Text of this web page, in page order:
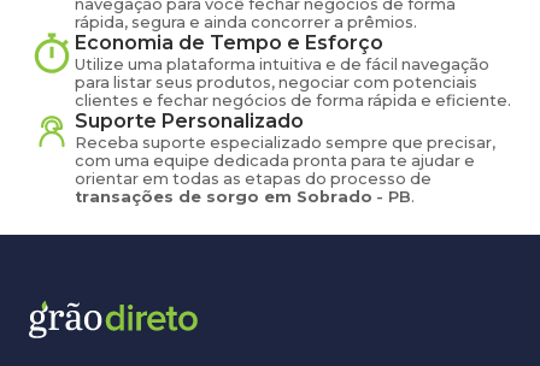
navegação para você fechar negócios de forma
rápida, segura e ainda concorrer a prêmios.
Economia de Tempo e Esforço
Utilize uma plataforma intuitiva e de fácil navegação
para listar seus produtos, negociar com potenciais
clientes e fechar negócios de forma rápida e eficiente.
Suporte Personalizado
Receba suporte especializado sempre que precisar,
com uma equipe dedicada pronta para te ajudar e
orientar em todas as etapas do processo de
transações de sorgo em Sobrado - PB.